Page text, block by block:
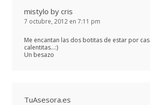
mistylo by cris
7 octubre, 2012 en 7:11 pm
Me encantan las dos botitas de estar por
calentitas…:)
Un besazo
TuAsesora.es